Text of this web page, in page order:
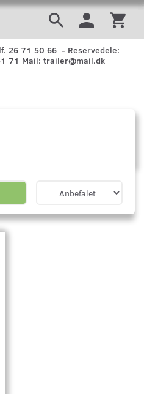
26 71 50 66 - Reservedele:
71 Mail: trailer@mail.dk